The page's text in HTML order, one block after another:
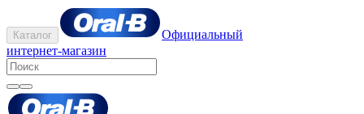
Каталог
Официальный
интернет-магазин